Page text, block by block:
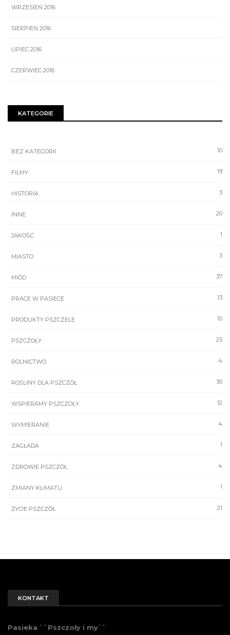
WRZESIEŃ 2016
SIERPIEŃ 2016
LIPIEC 2016
CZERWIEC 2016
KATEGORIE
10
BEZ KATEGORII
19
FILMY
3
HISTORIA
20
INNE
1
JAKOŚĆ
3
MIASTO
37
MIÓD
13
PRACE W PASIECE
10
PRODUKTY PSZCZELE
25
PSZCZOŁY
4
ROLNICTWO
30
ROŚLINY DLA PSZCZÓŁ
12
WSPIERAMY PSZCZOŁY
4
WYMIERANIE
1
ZAGŁADA
4
ZDROWIE PSZCZÓŁ
1
ZMIANY KLIMATU
21
ŻYCIE PSZCZÓŁ
KONTAKT
Pasieka ``Pszczoły i my``